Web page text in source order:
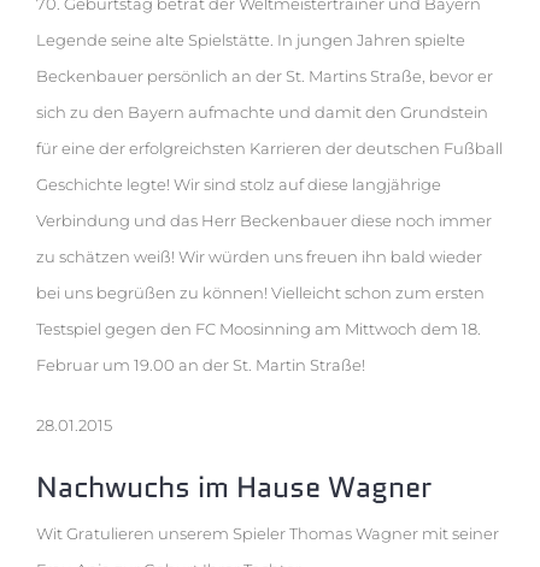
Legende seine alte Spielstätte. In jungen Jahren spielte
Beckenbauer persönlich an der St. Martins Straße, bevor er
sich zu den Bayern aufmachte und damit den Grundstein
für eine der erfolgreichsten Karrieren der deutschen Fußball
Geschichte legte! Wir sind stolz auf diese langjährige
Verbindung und das Herr Beckenbauer diese noch immer
zu schätzen weiß! Wir würden uns freuen ihn bald wieder
bei uns begrüßen zu können! Vielleicht schon zum ersten
Testspiel gegen den FC Moosinning am Mittwoch dem 18.
Februar um 19.00 an der St. Martin Straße!
28.01.2015
Nachwuchs im Hause Wagner
Wit Gratulieren unserem Spieler Thomas Wagner mit seiner